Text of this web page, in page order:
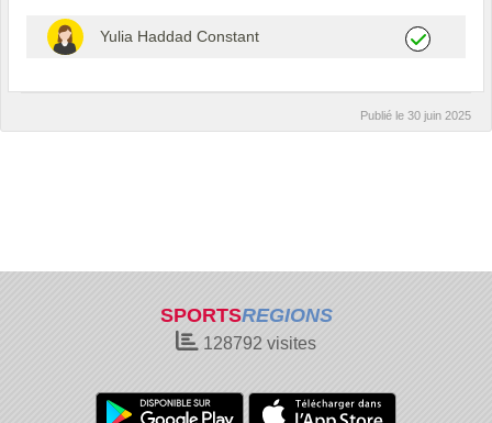
Yulia Haddad Constant
Publié le 30 juin 2025
SPORTSREGIONS
128792 visites